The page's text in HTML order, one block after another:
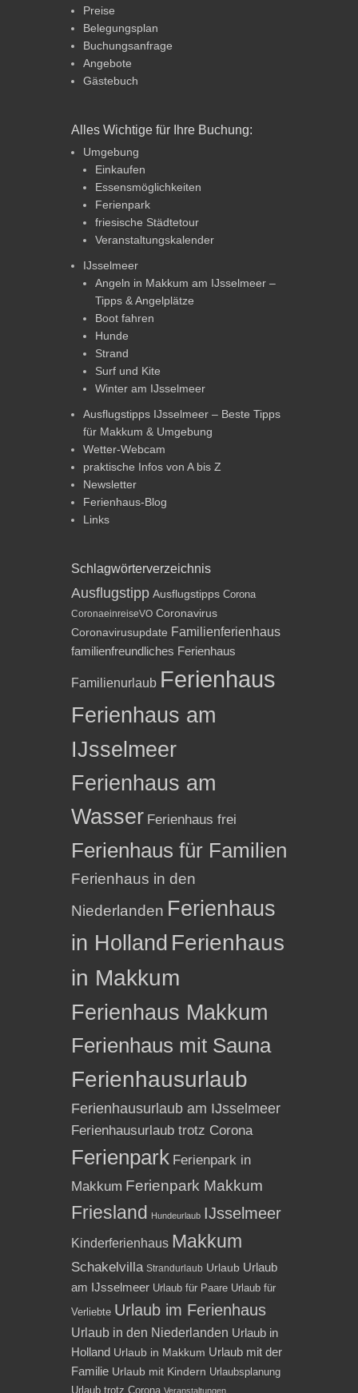
Preise
Belegungsplan
Buchungsanfrage
Angebote
Gästebuch
Alles Wichtige für Ihre Buchung:
Umgebung
Einkaufen
Essensmöglichkeiten
Ferienpark
friesische Städtetour
Veranstaltungskalender
IJsselmeer
Angeln in Makkum am IJsselmeer –
Tipps & Angelplätze
Boot fahren
Hunde
Strand
Surf und Kite
Winter am IJsselmeer
Ausflugstipps IJsselmeer – Beste Tipps
für Makkum & Umgebung
Wetter-Webcam
praktische Infos von A bis Z
Newsletter
Ferienhaus-Blog
Links
Schlagwörterverzeichnis
Ausflugstipp Ausflugstipps Corona
CoronaeinreiseVO Coronavirus
Coronavirusupdate Familienferienhaus
familienfreundliches Ferienhaus
Familienurlaub Ferienhaus
Ferienhaus am
IJsselmeer
Ferienhaus am
Wasser Ferienhaus frei
Ferienhaus für Familien
Ferienhaus in den
Niederlanden Ferienhaus
in Holland Ferienhaus
in Makkum
Ferienhaus Makkum
Ferienhaus mit Sauna
Ferienhausurlaub
Ferienhausurlaub am IJsselmeer
Ferienhausurlaub trotz Corona
Ferienpark Ferienpark in
Makkum Ferienpark Makkum
Friesland Hundeurlaub IJsselmeer
Kinderferienhaus Makkum
Schakelvilla Strandurlaub Urlaub Urlaub
am IJsselmeer Urlaub für Paare Urlaub für
Verliebte Urlaub im Ferienhaus
Urlaub in den Niederlanden Urlaub in
Holland Urlaub in Makkum Urlaub mit der
Familie Urlaub mit Kindern Urlaubsplanung
Urlaub trotz Corona Veranstaltungen